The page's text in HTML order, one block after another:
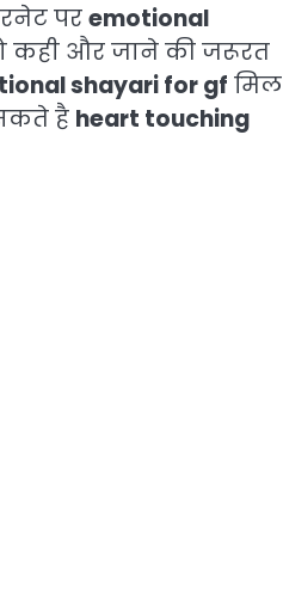
परemotional
कही और जाने की जरूरत
shayari for gf मिल
है heart touching